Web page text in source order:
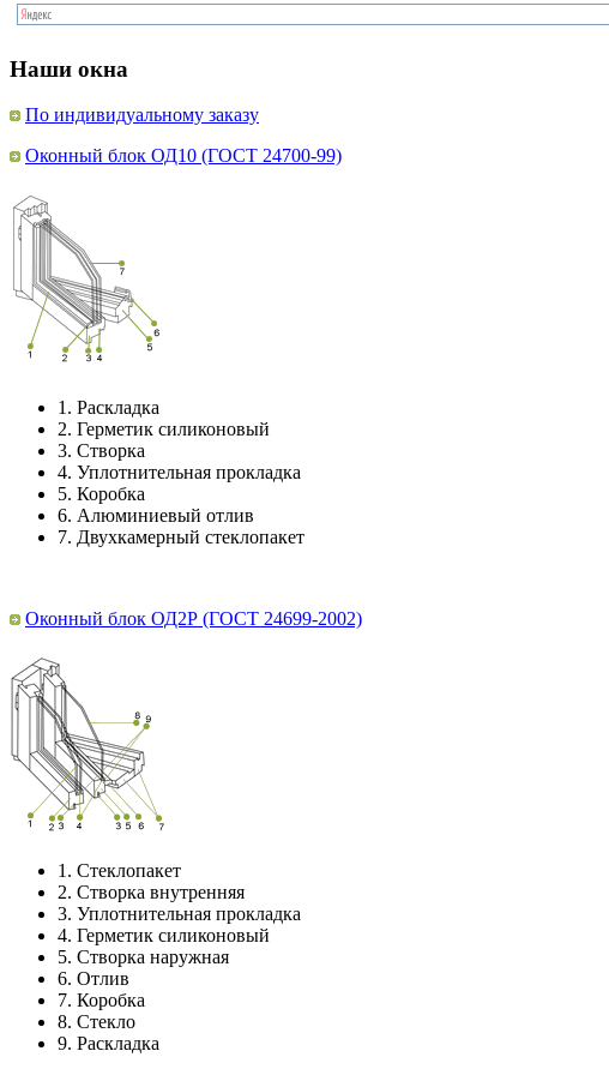
Наши окна
По индивидуальному заказу
Оконный блок ОД10 (ГОСТ 24700-99)
1. Раскладка
2. Герметик силиконовый
3. Створка
4. Уплотнительная прокладка
5. Коробка
6. Алюминиевый отлив
7. Двухкамерный стеклопакет
Оконный блок ОД2Р (ГОСТ 24699-2002)
1. Стеклопакет
2. Створка внутренняя
3. Уплотнительная прокладка
4. Герметик силиконовый
5. Створка наружная
6. Отлив
7. Коробка
8. Стекло
9. Раскладка